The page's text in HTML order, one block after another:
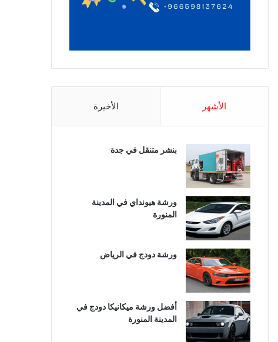
الأشهر الأخيرة
بنشر متنقل في جدة
ورشة هيونداي في المدينة
المنورة
ورشة دودج في الرياض
أفضل ورشة ميكانيكا دودج في
المدينة المنورة